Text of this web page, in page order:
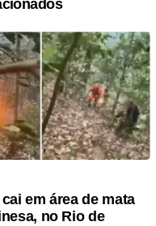
em área de mata
no Rio de